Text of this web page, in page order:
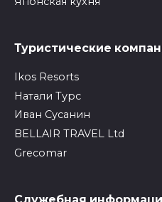
Туристические
Ikos Resorts
Натали Турс
Иван Сусанин
BELLAIR TRAVEL Ltd
Grecomar
Служебная